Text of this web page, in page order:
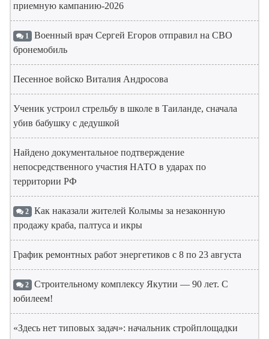
приемную кампанию-2026
1 Военный врач Сергей Егоров отправил на СВО
бронемобиль
Песенное войско Виталия Андросова
Ученик устроил стрельбу в школе в Таиланде, сначала
убив бабушку с дедушкой
Найдено документальное подтверждение
непосредственного участия НАТО в ударах по
территории РФ
2 Как наказали жителей Колымы за незаконную
продажу краба, палтуса и икры
График ремонтных работ энергетиков с 8 по 23 августа
2 Строительному комплексу Якутии — 90 лет. С
юбилеем!
«Здесь нет типовых задач»: начальник стройплощадки